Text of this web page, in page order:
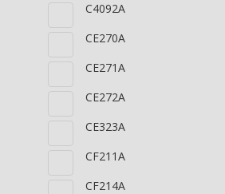
C4092A
CE270A
CE271A
CE272A
CE323A
CF211A
CF214A